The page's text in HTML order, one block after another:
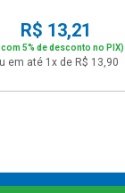
R$ 13,21
5% de desconto no PIX)
em até 1x de R$ 13,90